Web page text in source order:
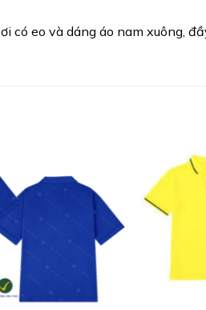
eo và dáng áo nam xuông, đầy